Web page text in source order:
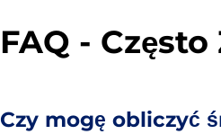
FAQ -
Czy mogę obliczyć